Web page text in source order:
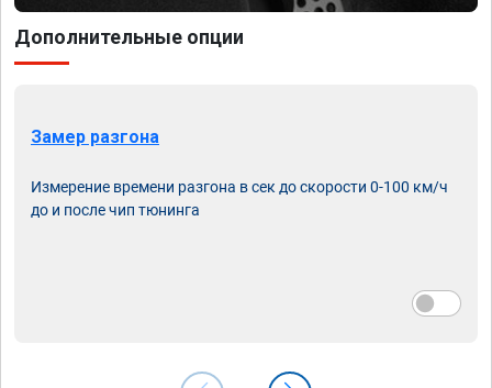
Дополнительные опции
Замер разгона
Измерение времени разгона в сек до скорости 0-100 км/ч
до и после чип тюнинга